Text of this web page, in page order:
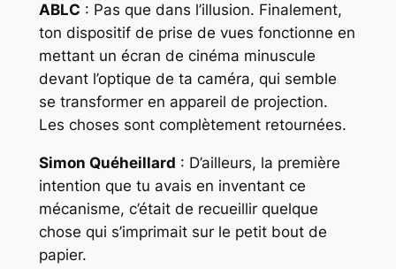
ABLC : Pas que dans l’illusion. Finalement,
ton dispositif de prise de vues fonctionne en
mettant un écran de cinéma minuscule
devant l’optique de ta caméra, qui semble
se transformer en appareil de projection.
Les choses sont complètement retournées.
Simon Quéheillard : D’ailleurs, la première
intention que tu avais en inventant ce
mécanisme, c’était de recueillir quelque
chose qui s’imprimait sur le petit bout de
papier.